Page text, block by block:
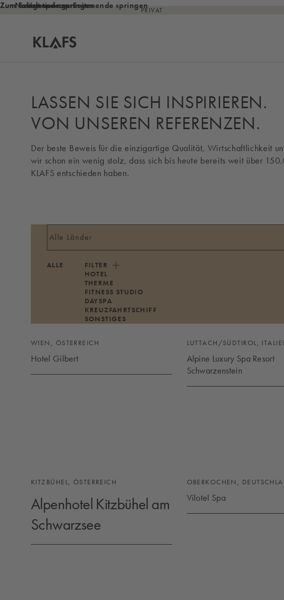
Zum Inhalt springen
Zum Seitenende springen
Zur Navigation am Seitenende springenPRIVAT
LASSEN SIE SICH INSPIRIEREN.
VON UNSEREN REFERENZEN.
Der beste Beweis für die einzigartige Qualität, Wirtschaftlichkeit
wir schon ein wenig stolz, dass sich bis heute bereits weit über
KLAFS entschieden haben.
ALLE
FILTER
HOTEL
THERME
FITNESS STUDIO
DAYSPA
KREUZFAHRTSCHIFF
SONSTIGES
WIEN, ÖSTERREICH
Hotel Gilbert
LUTTACH/SÜDTIROL,
Alpine Luxury Spa Resort
Schwarzenstein
KITZBÜHEL, ÖSTERREICH
Alpenhotel Kitzbühel am
Schwarzsee
OBERKOCHEN,
Vilotel Spa